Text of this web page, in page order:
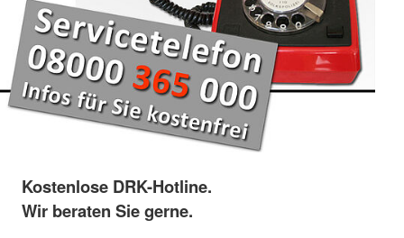
Kostenlose DRK-Hotline.
Wir beraten Sie gerne.